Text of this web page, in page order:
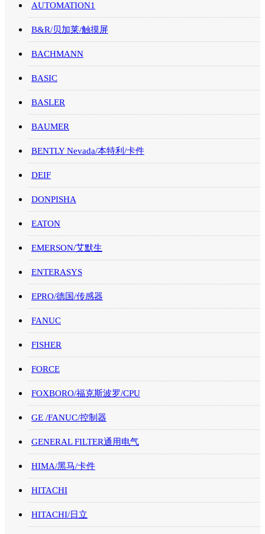
AUTOMATION1
B&R/贝加莱/触摸屏
BACHMANN
BASIC
BASLER
BAUMER
BENTLY Nevada/本特利/卡件
DEIF
DONPISHA
EATON
EMERSON/艾默生
ENTERASYS
EPRO/德国/传感器
FANUC
FISHER
FORCE
FOXBORO/福克斯波罗/CPU
GE /FANUC/控制器
GENERAL FILTER通用电气
HIMA/黑马/卡件
HITACHI
HITACHI/日立